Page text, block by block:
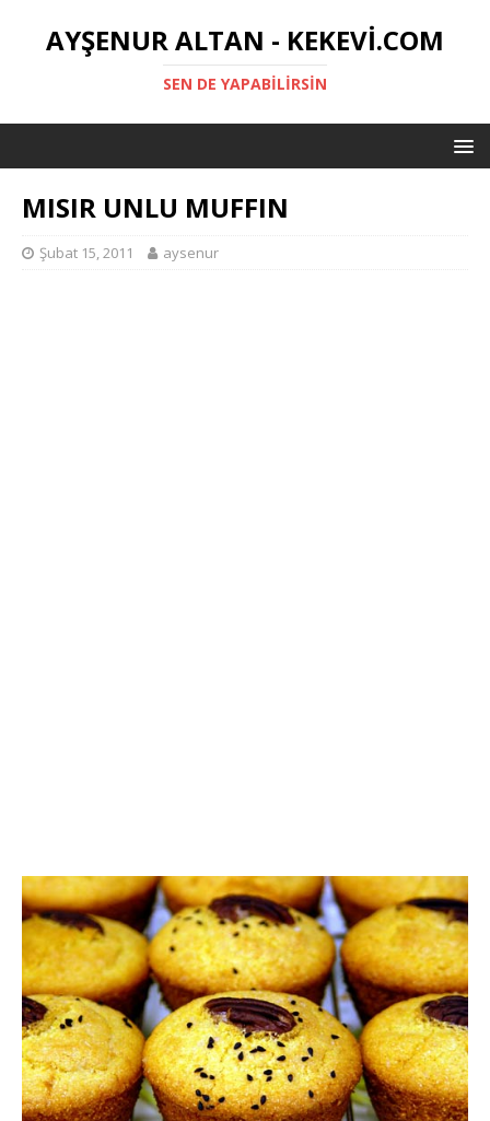
AYŞENUR ALTAN - KEKEVI.COM
SEN DE YAPABILIRSIN
MISIR UNLU MUFFIN
Şubat 15, 2011 aysenur